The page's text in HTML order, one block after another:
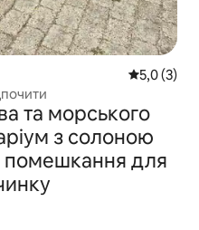
Середня
5,0 (3)
та морського
з солоною
помешкання для